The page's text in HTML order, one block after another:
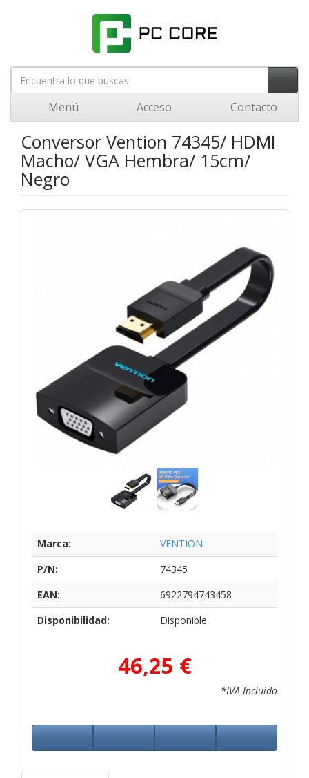
Menú Acceso Contacto
Conversor Vention 74345/ HDMI
Macho/ VGA Hembra/ 15cm/
Negro
Marca:
VENTION
P/N:
74345
EAN:
6922794743458
Disponibilidad:
Disponible
46,25 €
*IVA Incluido